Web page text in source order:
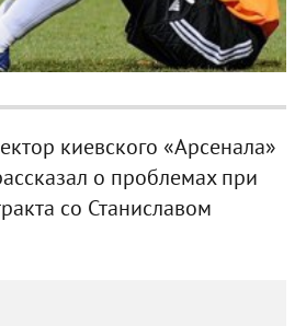
киевского «Арсенала»
о проблемах при
со Станиславом